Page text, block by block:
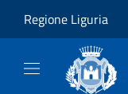
Regione Liguria